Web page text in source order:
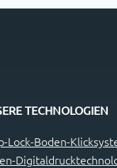
TECHNOLOGIEN
Lock-Boden-